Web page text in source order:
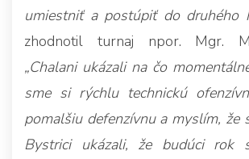
umiestniť a postúpiť do druhého
zhodnotil turnaj npor. Mgr.
„Chalani ukázali na čo
sme si rýchlu technickú
pomalšiu defenzívnu a myslím, že
Bystrici ukázali, že budúci rok